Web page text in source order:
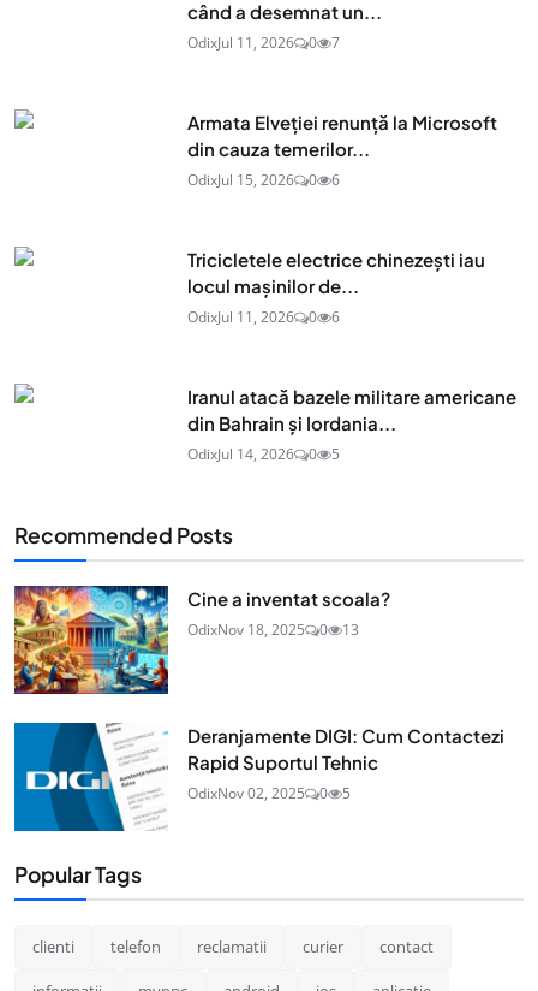
când a desemnat un...
OdixJul 11, 2026 0 7
Armata Elveției renunță la Microsoft
din cauza temerilor...
OdixJul 15, 2026 0 6
Tricicletele electrice chinezești iau
locul mașinilor de...
OdixJul 11, 2026 0 6
Iranul atacă bazele militare americane
din Bahrain și Iordania...
OdixJul 14, 2026 0 5
Recommended Posts
Cine a inventat scoala?
OdixNov 18, 2025 0 13
Deranjamente DIGI: Cum Contactezi
Rapid Suportul Tehnic
OdixNov 02, 2025 0 5
Popular Tags
clienti telefon reclamatii curier contact